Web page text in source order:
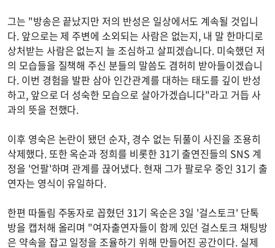
그는 "방송은 끝났지만 저의 반성은 일상에서도 계속될 것입니
다. 앞으로는 제 주변에 소외되는 사람은 없는지, 내 말 한마디로
상처받는 사람은 없는지 늘 조심하고 살피겠습니다. 미숙했던 저
의 모습들을 질책해 주신 분들의 말씀도 겸허히 받아들이겠습니
다. 이번 경험을 발판 삼아 인간관계를 대하는 태도를 깊이 반성
하고, 앞으로 더 성숙한 모습으로 살아가겠습니다"라고 거듭 사
과의 뜻을 전했다.
이후 영숙은 논란이 됐던 순자, 경수 없는 뒤풀이 사진을 조용히
삭제했다. 또한 옥순과 정희를 비롯한 31기 출연진들의 SNS 계
정을 '언팔'하며 관계를 끊어냈다. 현재 그가 팔로우 중인 31기 출
연자는 영식이 유일하다.
한편 따돌림 주동자로 꼽혔던 31기 옥순은 3일 '걸스토크' 단톡
방을 캡처해 올리며 "여자출연자들이 함께 있던 걸스토크 채팅방
은 약속을 잡고 일정을 조율하기 위해 만들어진 공간이다. 실제